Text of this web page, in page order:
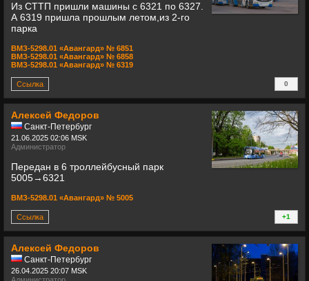
Из СТТП пришли машины с 6321 по 6327.
А 6319 пришла прошлым летом,из 2-го
парка
ВМЗ-5298.01 «Авангард» № 6851
ВМЗ-5298.01 «Авангард» № 6858
ВМЗ-5298.01 «Авангард» № 6319
Ссылка
0
+0
Алексей Федоров
Санкт-Петербург
21.06.2025 02:06 MSK
Администратор
Передан в 6 троллейбусный парк
5005→6321
ВМЗ-5298.01 «Авангард» № 5005
Ссылка
+1
+0
Алексей Федоров
Санкт-Петербург
26.04.2025 20:07 MSK